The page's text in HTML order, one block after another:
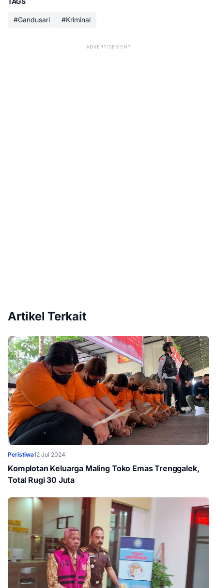
#Gandusari #Kriminal
ADVERTISEMENT
Artikel Terkait
Peristiwa12 Jul 2024
Komplotan Keluarga Maling Toko Emas Trenggalek,
Total Rugi 30 Juta